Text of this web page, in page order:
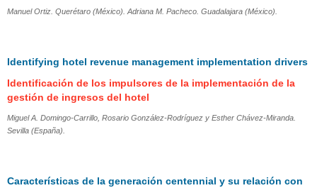
Manuel Ortiz. Querétaro (México). Adriana M. Pacheco. Guadalajara (México).
Identifying hotel revenue management implementation drivers
Identificación de los impulsores de la implementación de la
gestión de ingresos del hotel
Miguel A. Domingo-Carrillo, Rosario González-Rodríguez y Esther Chávez-Miranda.
Sevilla (España).
Características de la generación centennial y su relación con